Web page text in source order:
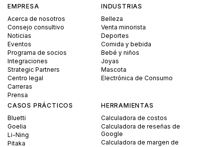
EMPRESA
Acerca de nosotros
Consejo consultivo
Noticias
Eventos
Programa de socios
Integraciones
Strategic Partners
Centro legal
Carreras
Prensa
INDUSTRIAS
Belleza
Venta minorista
Deportes
Comida y bebida
Bebé y niños
Joyas
Mascota
Electrónica de Consumo
CASOS PRÁCTICOS
Bluetti
Goelia
Li-Ning
Pitaka
HERRAMIENTAS
Calculadora de costos
Calculadora de reseñas de
Google
Calculadora de margen de